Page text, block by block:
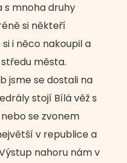
mnoha druhy
si někteří
i něco nakoupil a
města.
jsme se dostali na
stojí Bílá věž s
se zvonem
v republice a
nahoru nám v